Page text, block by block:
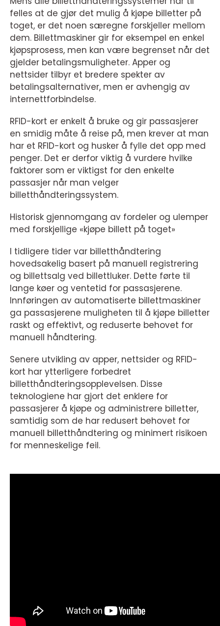
felles at de gjør det mulig å kjøpe billetter på
toget, er det noen særegne forskjeller mellom
dem. Billettmaskiner gir for eksempel en enkel
kjøpsprosess, men kan være begrenset når det
gjelder betalingsmuligheter. Apper og
nettsider tilbyr et bredere spekter av
betalingsalternativer, men er avhengig av
internettforbindelse.
RFID-kort er enkelt å bruke og gir passasjerer
en smidig måte å reise på, men krever at man
har et RFID-kort og husker å fylle det opp med
penger. Det er derfor viktig å vurdere hvilke
faktorer som er viktigst for den enkelte
passasjer når man velger
billetthåndteringssystem.
Historisk gjennomgang av fordeler og ulemper
med forskjellige «kjøpe billett på toget»
I tidligere tider var billetthåndtering
hovedsakelig basert på manuell registrering
og billettsalg ved billettluker. Dette førte til
lange køer og ventetid for passasjerene.
Innføringen av automatiserte billettmaskiner
ga passasjerene muligheten til å kjøpe billetter
raskt og effektivt, og reduserte behovet for
manuell håndtering.
Senere utvikling av apper, nettsider og RFID-
kort har ytterligere forbedret
billetthåndteringsopplevelsen. Disse
teknologiene har gjort det enklere for
passasjerer å kjøpe og administrere billetter,
samtidig som de har redusert behovet for
manuell billetthåndtering og minimert risikoen
for menneskelige feil.